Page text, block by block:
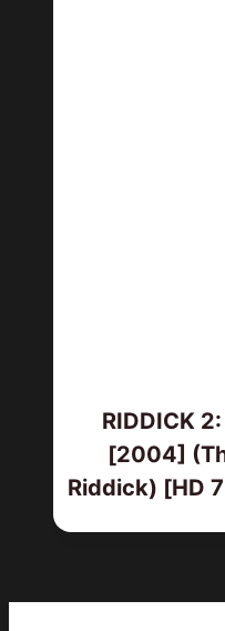
RIDDICK
[2004]
Riddick) [HD